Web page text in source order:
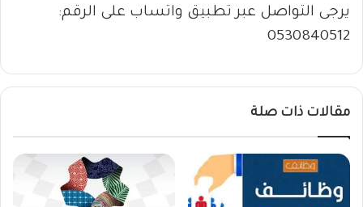
يرجى التواصل عبر تطبيق واتساب على الرقم:
0530840512
مقالات ذات صلة